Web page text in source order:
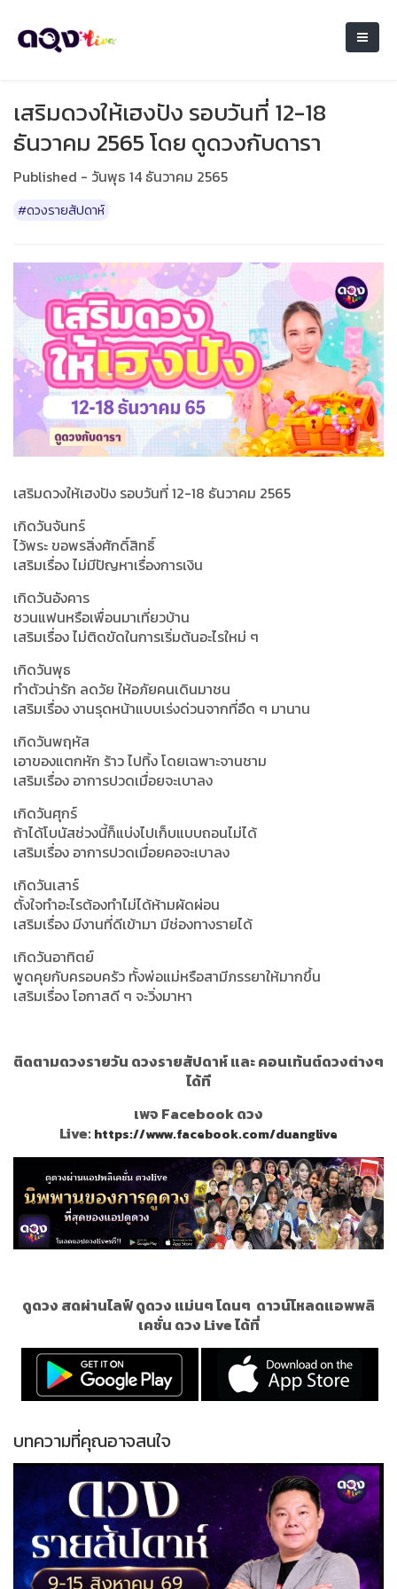
เสริมดวงให้เฮงปัง รอบวันที่ 12-18
ธันวาคม 2565 โดย ดูดวงกับดารา
Published - วันพุธ 14 ธันวาคม 2565
#ดวงรายสัปดาห์
เสริมดวงให้เฮงปัง รอบวันที่ 12-18 ธันวาคม 2565
เกิดวันจันทร์
ไว้พระ ขอพรสิ่งศักดิ์สิทธิ์
เสริมเรื่อง ไม่มีปัญหาเรื่องการเงิน
เกิดวันอังคาร
ชวนแฟนหรือเพื่อนมาเที่ยวบ้าน
เสริมเรื่อง ไม่ติดขัดในการเริ่มต้นอะไรใหม่ ๆ
เกิดวันพุธ
ทำตัวน่ารัก ลดวัย ให้อภัยคนเดินมาชน
เสริมเรื่อง งานรุดหน้าแบบเร่งด่วนจากที่อืด ๆ มานาน
เกิดวันพฤหัส
เอาของแตกหัก ร้าว ไปทิ้ง โดยเฉพาะจานชาม
เสริมเรื่อง อาการปวดเมื่อยจะเบาลง
เกิดวันศุกร์
ถ้าได้โบนัสช่วงนี้ก็แบ่งไปเก็บแบบถอนไม่ได้
เสริมเรื่อง อาการปวดเมื่อยคอจะเบาลง
เกิดวันเสาร์
ตั้งใจทำอะไรต้องทำไม่ได้ห้ามผัดผ่อน
เสริมเรื่อง มีงานที่ดีเข้ามา มีช่องทางรายได้
เกิดวันอาทิตย์
พูดคุยกับครอบครัว ทั้งพ่อแม่หรือสามีภรรยาให้มากขึ้น
เสริมเรื่อง โอกาสดี ๆ จะวิ่งมาหา
ติดตามดวงรายวัน ดวงรายสัปดาห์ และ คอนเท้นต์ดวงต่างๆ
ได้ที
เพจ Facebook ดวง
Live:https://www.facebook.com/duanglive
ดูดวง สดผ่านไลฟ์ ดูดวง แม่นๆ โดนๆ ดาวน์โหลดแอพพลิ
เคชั่น ดวง Live ได้ที่
บทความที่คุณอาจสนใจ